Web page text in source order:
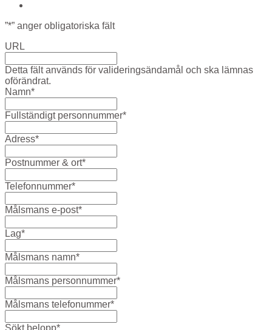
”*” anger obligatoriska fält
URL
Detta fält används för valideringsändamål och ska lämnas
oförändrat.
Namn*
Fullständigt personnummer*
Adress*
Postnummer & ort*
Telefonnummer*
Målsmans e-post*
Lag*
Målsmans namn*
Målsmans personnummer*
Målsmans telefonummer*
Sökt belopp*